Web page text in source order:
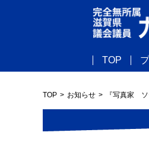
TOP
TOP お知らせ 『写真家 ソ